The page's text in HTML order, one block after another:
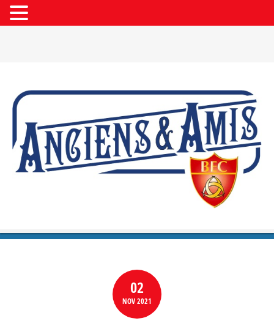
02
NOV2021